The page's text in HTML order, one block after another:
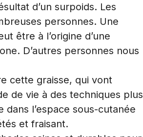
d’un surpoids. Les
personnes. Une
être à l’origine d’une
D’autres personnes nous
cette graisse, qui vont
de vie à des techniques plus
l’espace sous-cutanée
et fraisant.